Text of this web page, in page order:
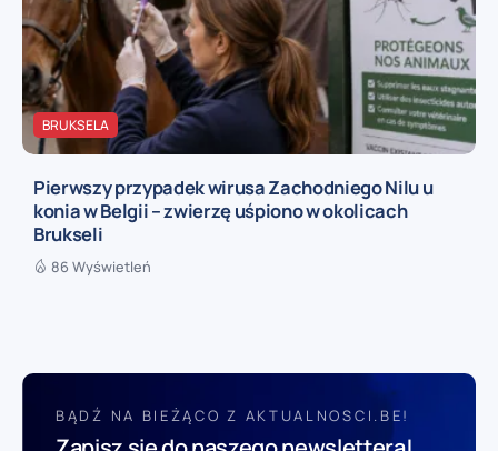
BRUKSELA
Pierwszy przypadek wirusa Zachodniego Nilu u
konia w Belgii – zwierzę uśpiono w okolicach
Brukseli
86 Wyświetleń
BĄDŹ NA BIEŻĄCO Z AKTUALNOSCI.BE!